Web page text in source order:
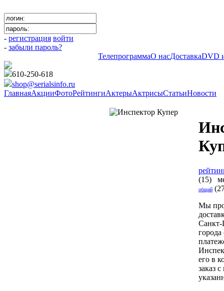
- регистрация войти
- забыли пароль?
ТелепрограммаО насДоставкаDVD
610-250-618
shop@serialsinfo.ru
ГлавнаяАкцииФотоРейтингиАктерыАктрисыСтатьиНовости
(15)
общий
Мы
Санкт-
его в
заказ